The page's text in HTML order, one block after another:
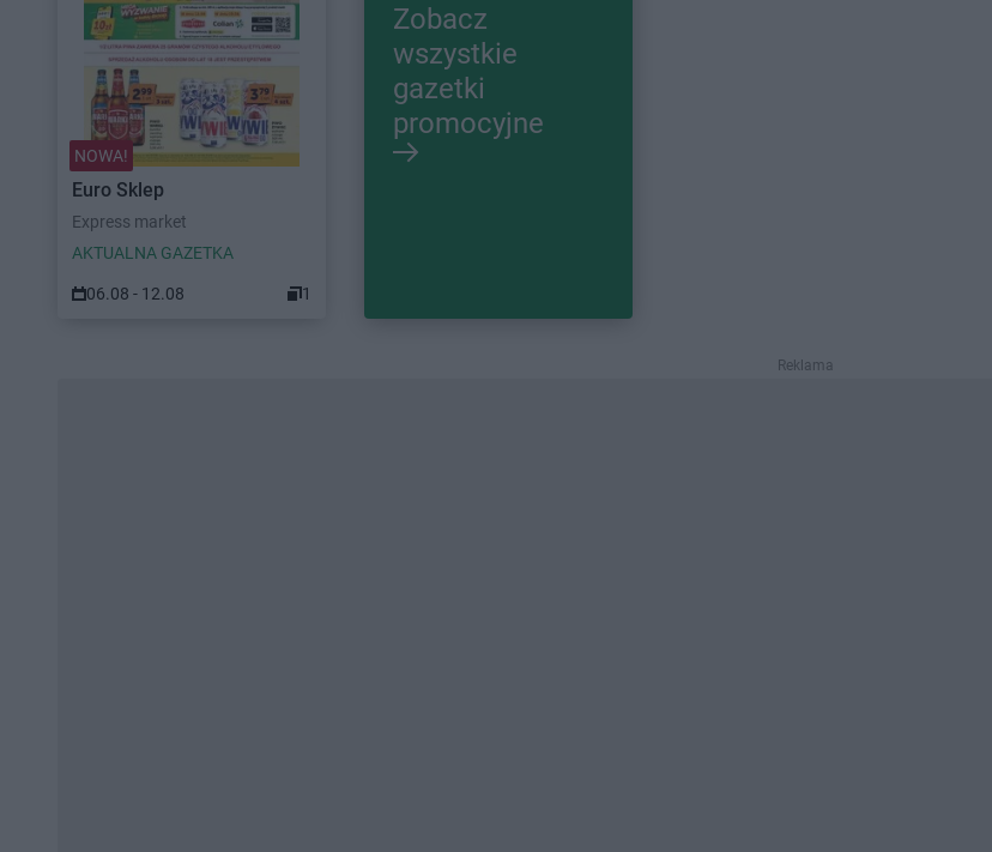
NOWA!
Euro Sklep
Express market
AKTUALNA GAZETKA
06.08 - 12.08 1
Zobacz
wszystkie
gazetki
promocyjne
Reklama